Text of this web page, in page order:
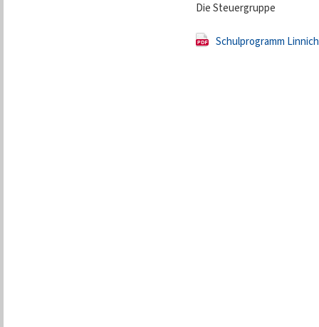
Die Steuergruppe
Schulprogramm